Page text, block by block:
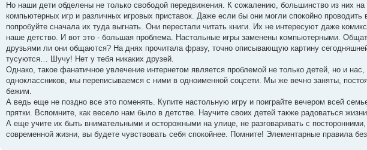
Но наши дети обделены не только свободой передвижения. К сожалению, большинство из них
компьютерных игр и различных игровых приставок. Даже если бы они могли спокойно
попробуйте сначала их туда выгнать. Они перестали читать книги. Их не интересуют даже
наше детство. И вот это - большая проблема. Настольные игры заменены компьютерными.
друзьями ли они общаются? На днях прочитала фразу, точно описывающую картину
тусуются… Шучу! Нет у тебя никаких друзей.
Однако, такое фанатичное увлечение интернетом является проблемой не только детей, но и
одноклассников, мы переписываемся с ними в одноименной соцсети. Мы же вечно заняты,
бежим.
А ведь еще не поздно все это поменять. Купите настольную игру и поиграйте вечером всей
прятки. Вспомните, как весело нам было в детстве. Научите своих детей также радоваться
А еще учите их быть внимательными и осторожными на улице, не разговаривать с
современной жизни, вы будете чувствовать себя спокойнее. Помните! Элементарные правила